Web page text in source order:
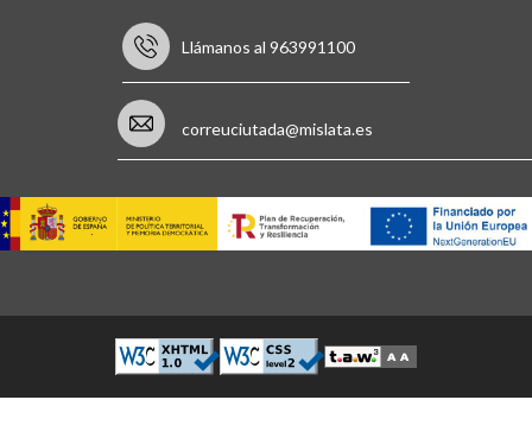
Llámanos al 963991100
correuciutada@mislata.es